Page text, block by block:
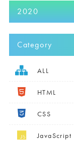
2020
Category
ALL
HTML
CSS
JavaScript